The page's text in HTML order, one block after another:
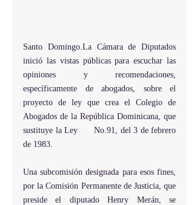
Santo Domingo.La Cámara de Diputados
inició las vistas públicas para escuchar las
opiniones y recomendaciones,
específicamente de abogados, sobre el
proyecto de ley que crea el Colegio de
Abogados de la República Dominicana, que
sustituye la Ley      No.91, del 3 de febrero
de 1983.
Una subcomisión designada para esos fines,
por la Comisión Permanente de Justicia, que
preside el diputado Henry Merán, se